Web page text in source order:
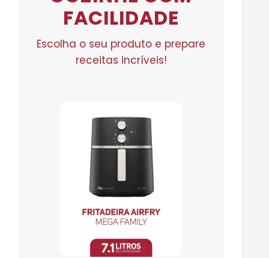
FACILIDADE
Escolha o seu produto e prepare
receitas incríveis!